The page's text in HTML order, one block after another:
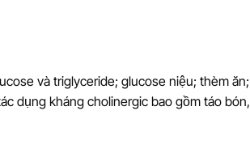
và triglyceride; glucose niệu; thèm ăn;
dụng kháng cholinergic bao gồm táo bón,